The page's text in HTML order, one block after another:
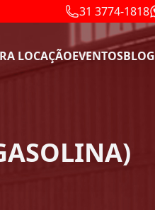
31 3774-1818
LOCAÇÃOEVENTOSBLOG